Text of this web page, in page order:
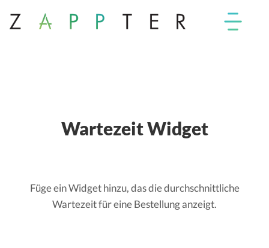
Wartezeit Widget
Füge ein Widget hinzu, das die durchschnittliche
Wartezeit für eine Bestellung anzeigt.